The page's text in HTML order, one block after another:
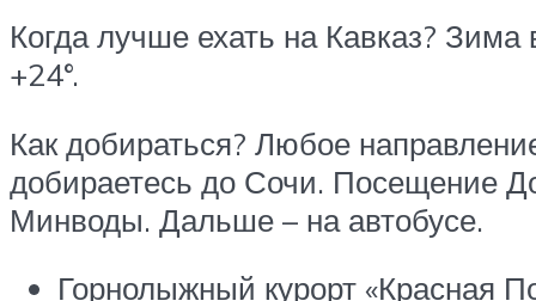
Когда лучше ехать на Кавказ?
+24°.
Как добираться? Любое
добираетесь до Сочи. Посещение
Минводы. Дальше – на автобусе.
Горнолыжный курорт «Красная